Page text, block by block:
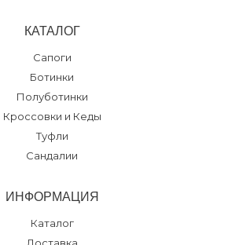
КАТАЛОГ
Сапоги
Ботинки
Полуботинки
Кроссовки и Кеды
Туфли
Сандалии
ИНФОРМАЦИЯ
Каталог